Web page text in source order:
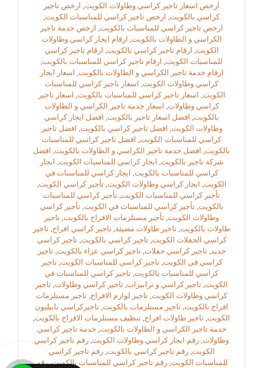
ارخص اسعار تاجير كراسي وطاولات الكويت
ارخص تاجير
كراسي بالكويت
ارخص تاجير كراسي للمناسبات الكويت
ارخص تاجير كراسي للمناسبات بالكويت
ارخص خدمة تاجير
الكراسي و الطاولات بالكويت
ارقام ايجار كراسي وطاولات
الكويت
ارقام تاجير كراسي بالكويت
ارقام تاجير كراسي
للمناسبات الكويت
ارقام تاجير كراسي للمناسبات بالكويت
ارقام خدمة تاجير الكراسي و الطاولات بالكويت
اسعار ايجار
كراسي وطاولات الكويت
اسعار تاجير كراسي للمناسبات
الكويت
اسعار تاجير كراسي للمناسبات بالكويت
اسعار تاجير
كراسي وطاولات
اسعار خدمة تاجير الكراسي و الطاولات
بالكويت
افضل اسعار تاجير بالكويت
افضل ايجار كراسي
وطاولات الكويت
افضل تاجير كراسي بالكويت
افضل تاجير
كراسي للمناسبات الكويت
افضل تاجير كراسي للمناسبات
بالكويت
افضل خدمة تاجير الكراسي و الطاولات بالكويت
افضل
شركة تاجير بالكويت
ايجار كراسي للمناسبات الكويت
ايجار
كراسي للمناسبات بالكويت
ايجار كراسي للمناسبات في
الكويت
ايجار كراسي وطاولات الكويت ,تأجير كراسي الكويت
تأجير كراسي للمناسبات الكويت تأجير كراسي للمناسبات
بالكويت ,تأجير كراسي للمناسبات في الكويت ,تأجير كراسي
وطاولات الكويت تأجير مستلزمات الافراح بالكويت تاجير
طاولات بالكويت تاجير طاولات مضيئة تاجير كراسي افراح تاجير
كراسي الحفلات الكويت ,تاجير كراسي بالكويت ,تاجير كراسي
حديد ,تاجير كراسي حفلات ,تاجير كراسي عزاء بالكويت ,تاجير
كراسي في الكويت ,تاجير كراسي للمناسبات الكويت ,تاجير
كراسي للمناسبات بالكويت تاجير كراسي للمناسبات في
الكويت تاجير كراسي و ترابيزات تاجير كراسي وطاولات تاجير
كراسي وطاولات الكويت تاجير لوازم الافراح تاجير مستلزمات
افراح بالكويت تاجير مستلزمات بالكويت تاجيركراسي نابيليون
الكويت تاحير طاولات افراح تنظيف مستلزمات الافراح بالكويت
خدمة تاجير الكراسي و الطاولات بالكويت خدمة تاجير كراسي
وطاولات رقم ايجار كراسي وطاولات الكويت رقم تاجير كراسي
الكويت ,رقم تاجير كراسي بالكويت ,رقم تاجير كراسي
للمناسبات الكويت ,رقم تاجير كراسي للمناسبات بالكويت,رقم